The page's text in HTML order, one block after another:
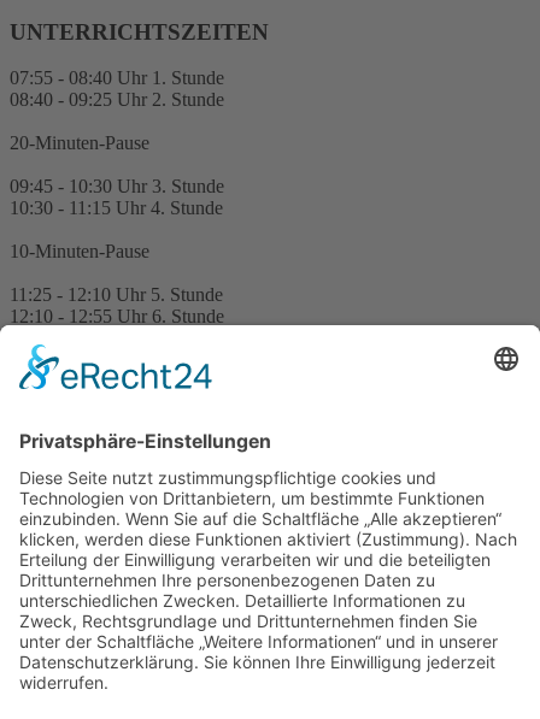
UNTERRICHTSZEITEN
07:55 - 08:40 Uhr 1. Stunde
08:40 - 09:25 Uhr 2. Stunde
20-Minuten-Pause
09:45 - 10:30 Uhr 3. Stunde
10:30 - 11:15 Uhr 4. Stunde
10-Minuten-Pause
11:25 - 12:10 Uhr 5. Stunde
12:10 - 12:55 Uhr 6. Stunde
Mittagspause
ÖFFNUNGSZEITEN SEKRETARIAT